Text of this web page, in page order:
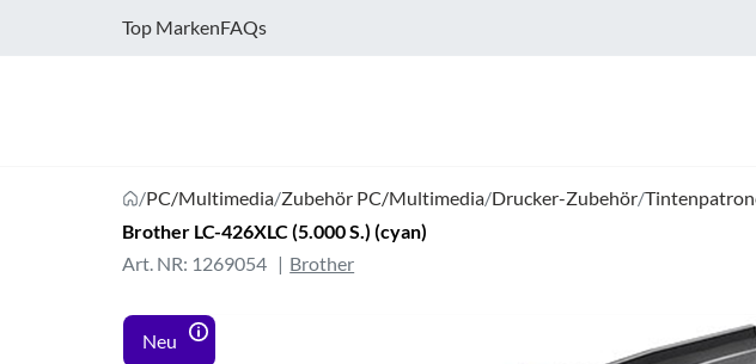
Top MarkenFAQs
/PC/Multimedia/Zubehör PC/Multimedia/Drucker-Zubehör/
Brother LC-426XLC (5.000 S.) (cyan)
Art. NR: 1269054
Brother
Neu